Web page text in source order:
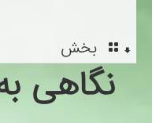
بخش
نگاهی